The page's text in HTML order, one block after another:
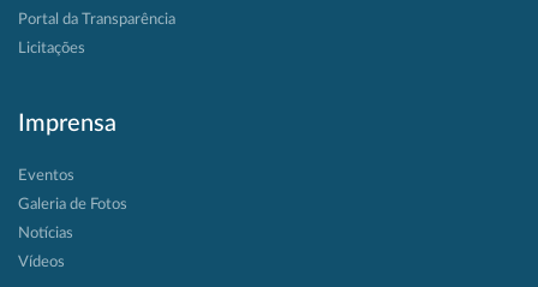
Portal da Transparência
Licitações
Imprensa
Eventos
Galeria de Fotos
Notícias
Vídeos